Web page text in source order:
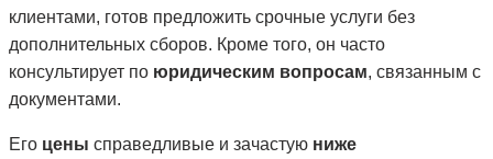
клиентами, готов предложить срочные услуги без
дополнительных сборов. Кроме того, он часто
консультирует по юридическим вопросам, связанным с
документами.
Его цены справедливые и зачастую ниже